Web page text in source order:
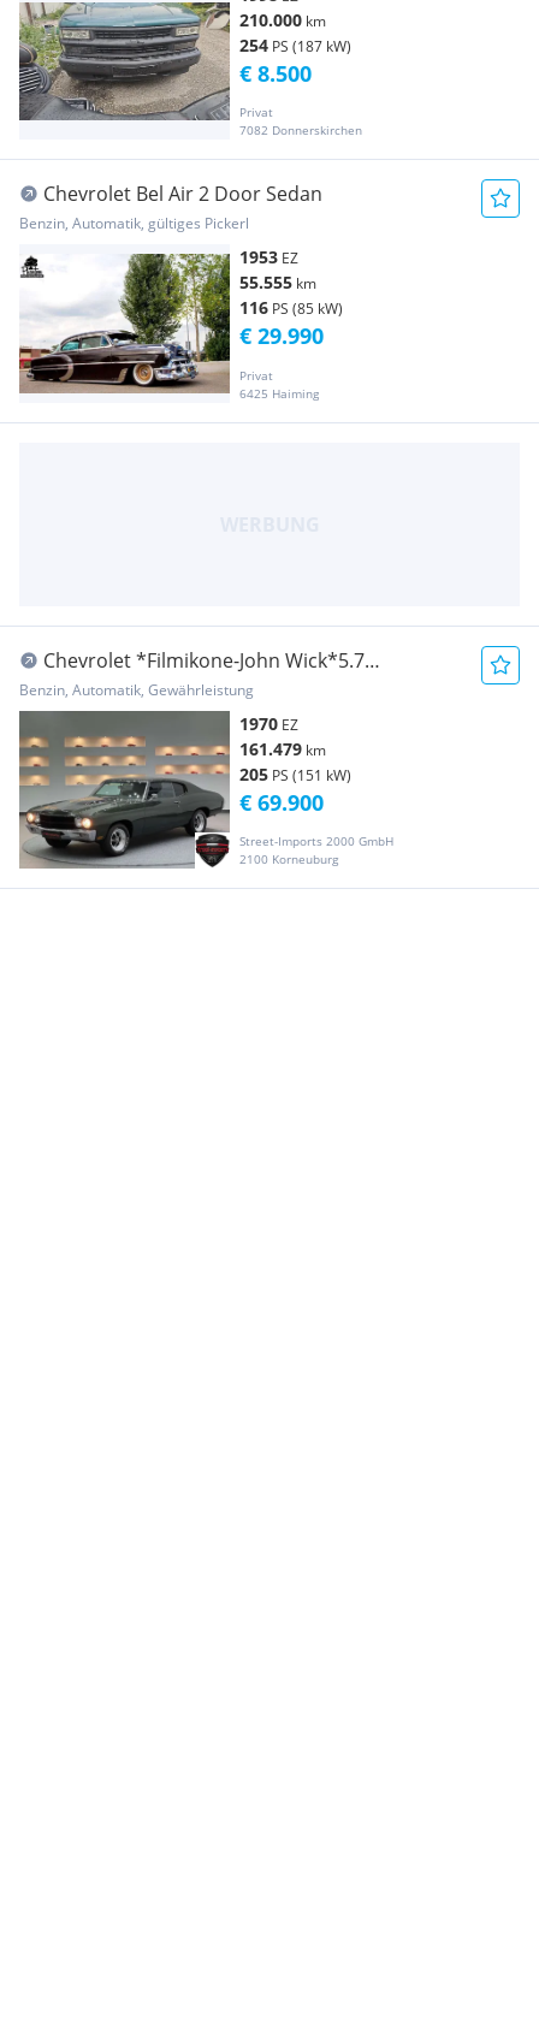
210.000 km
254 PS (187 kW)
Privat
7082 Donnerskirchen
€ 8.500
Chevrolet Bel Air 2 Door Sedan
Benzin, Automatik, gültiges Pickerl
1953 EZ
55.555 km
116 PS (85 kW)
Privat
6425 Haiming
€ 29.990
Chevrolet *Filmikone-John Wick*5.7
V8*Muscle-Car*1970*Historische-Zulassung*
Benzin, Automatik, Gewährleistung
1970 EZ
161.479 km
205 PS (151 kW)
Street-Imports 2000 GmbH
2100 Korneuburg
€ 69.900